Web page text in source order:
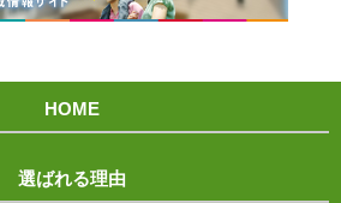
HOME
選ばれる理由